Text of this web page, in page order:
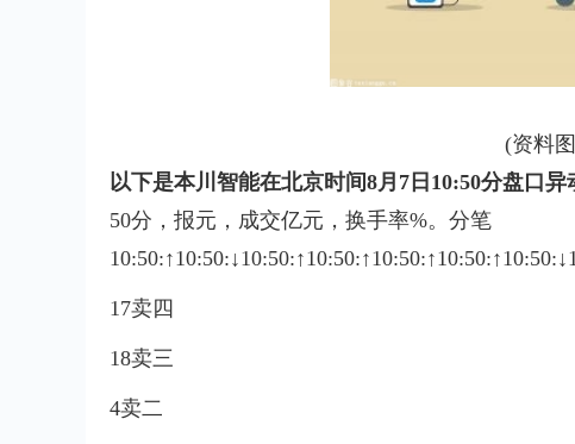
(资料
以下是本川智能在北京时间8月7日10:50分盘口异
50分，报元，成交亿元，换手率%。 分笔
17卖四
18卖三
4卖二